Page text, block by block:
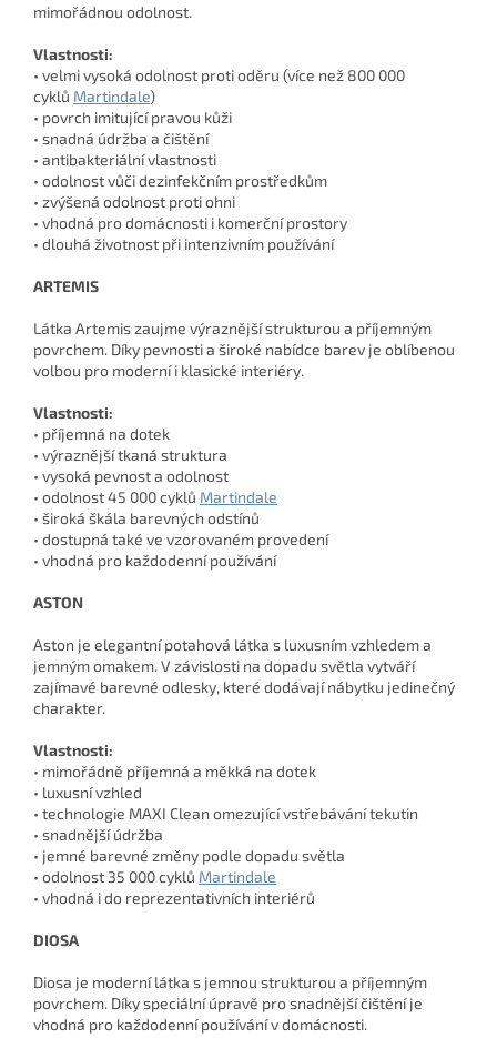
mimořádnou odolnost.
Vlastnosti:
• velmi vysoká odolnost proti oděru (více než 800 000
cyklů Martindale)
• povrch imitující pravou kůži
• snadná údržba a čištění
• antibakteriální vlastnosti
• odolnost vůči dezinfekčním prostředkům
• zvýšená odolnost proti ohni
• vhodná pro domácnosti i komerční prostory
• dlouhá životnost při intenzivním používání
ARTEMIS
Látka Artemis zaujme výraznější strukturou a příjemným
povrchem. Díky pevnosti a široké nabídce barev je oblíbenou
volbou pro moderní i klasické interiéry.
Vlastnosti:
• příjemná na dotek
• výraznější tkaná struktura
• vysoká pevnost a odolnost
• odolnost 45 000 cyklů Martindale
• široká škála barevných odstínů
• dostupná také ve vzorovaném provedení
• vhodná pro každodenní používání
ASTON
Aston je elegantní potahová látka s luxusním vzhledem a
jemným omakem. V závislosti na dopadu světla vytváří
zajímavé barevné odlesky, které dodávají nábytku jedinečný
charakter.
Vlastnosti:
• mimořádně příjemná a měkká na dotek
• luxusní vzhled
• technologie MAXI Clean omezující vstřebávání tekutin
• snadnější údržba
• jemné barevné změny podle dopadu světla
• odolnost 35 000 cyklů Martindale
• vhodná i do reprezentativních interiérů
DIOSA
Diosa je moderní látka s jemnou strukturou a příjemným
povrchem. Díky speciální úpravě pro snadnější čištění je
vhodná pro každodenní používání v domácnosti.